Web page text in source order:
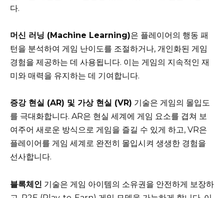
다.
머신 러닝 (Machine Learning)은 플레이어의 행동 패
턴을 분석하여 게임 난이도를 조절하거나, 개인화된 게임
경험을 제공하는 데 사용됩니다. 이는 게임의 지속적인 재
미와 매력을 유지하는 데 기여합니다.
증강 현실 (AR) 및 가상 현실 (VR) 기술은 게임의 몰입도
를 극대화합니다. AR은 현실 세계에 게임 요소를 겹쳐 보
여주어 새로운 방식으로 게임을 즐길 수 있게 하고, VR은
플레이어를 게임 세계로 완전히 몰입시켜 생생한 경험을
선사합니다.
블록체인 기술은 게임 아이템의 소유권을 안전하게 보장하